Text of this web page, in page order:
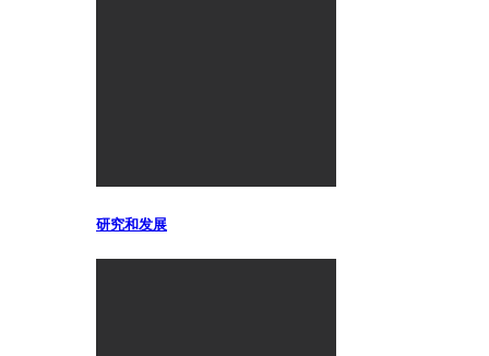
研究和发展